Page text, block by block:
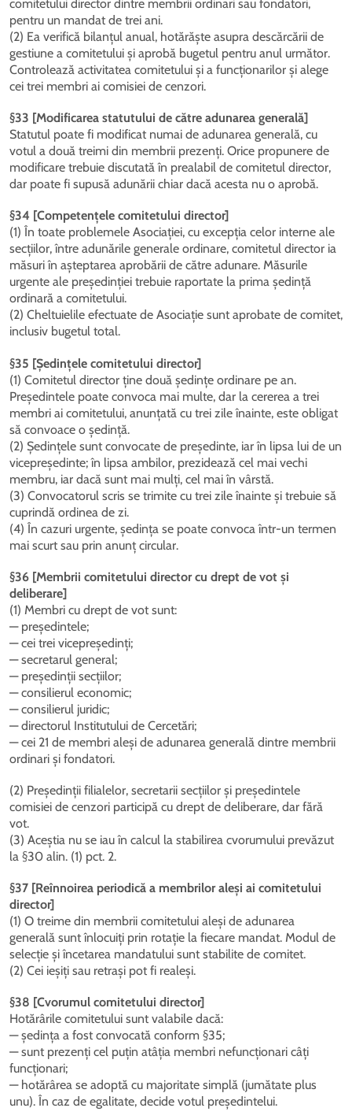
comitetului director dintre membrii ordinari sau fondatori,
pentru un mandat de trei ani.
(2) Ea verifică bilanțul anual, hotărăște asupra descărcării de
gestiune a comitetului și aprobă bugetul pentru anul următor.
Controlează activitatea comitetului și a funcționarilor și alege
cei trei membri ai comisiei de cenzori.
§33 [Modificarea statutului de către adunarea generală]
Statutul poate fi modificat numai de adunarea generală, cu
votul a două treimi din membrii prezenți. Orice propunere de
modificare trebuie discutată în prealabil de comitetul director,
dar poate fi supusă adunării chiar dacă acesta nu o aprobă.
§34 [Competențele comitetului director]
(1) În toate problemele Asociației, cu excepția celor interne ale
secțiilor, între adunările generale ordinare, comitetul director ia
măsuri în așteptarea aprobării de către adunare. Măsurile
urgente ale președinției trebuie raportate la prima ședință
ordinară a comitetului.
(2) Cheltuielile efectuate de Asociație sunt aprobate de comitet,
inclusiv bugetul total.
§35 [Ședințele comitetului director]
(1) Comitetul director ține două ședințe ordinare pe an.
Președintele poate convoca mai multe, dar la cererea a trei
membri ai comitetului, anunțată cu trei zile înainte, este obligat
să convoace o ședință.
(2) Ședințele sunt convocate de președinte, iar în lipsa lui de un
vicepreședinte; în lipsa ambilor, prezidează cel mai vechi
membru, iar dacă sunt mai mulți, cel mai în vârstă.
(3) Convocatorul scris se trimite cu trei zile înainte și trebuie să
cuprindă ordinea de zi.
(4) În cazuri urgente, ședința se poate convoca într-un termen
mai scurt sau prin anunț circular.
§36 [Membrii comitetului director cu drept de vot și
deliberare]
(1) Membri cu drept de vot sunt:
— președintele;
— cei trei vicepreședinți;
— secretarul general;
— președinții secțiilor;
— consilierul economic;
— consilierul juridic;
— directorul Institutului de Cercetări;
— cei 21 de membri aleși de adunarea generală dintre membrii
ordinari și fondatori.
(2) Președinții filialelor, secretarii secțiilor și președintele
comisiei de cenzori participă cu drept de deliberare, dar fără
vot.
(3) Aceștia nu se iau în calcul la stabilirea cvorumului prevăzut
la §30 alin. (1) pct. 2.
§37 [Reînnoirea periodică a membrilor aleși ai comitetului
director]
(1) O treime din membrii comitetului aleși de adunarea
generală sunt înlocuiți prin rotație la fiecare mandat. Modul de
selecție și încetarea mandatului sunt stabilite de comitet.
(2) Cei ieșiți sau retrași pot fi realeși.
§38 [Cvorumul comitetului director]
Hotărârile comitetului sunt valabile dacă:
— ședința a fost convocată conform §35;
— sunt prezenți cel puțin atâția membri nefuncționari câți
funcționari;
— hotărârea se adoptă cu majoritate simplă (jumătate plus
unu). În caz de egalitate, decide votul președintelui.